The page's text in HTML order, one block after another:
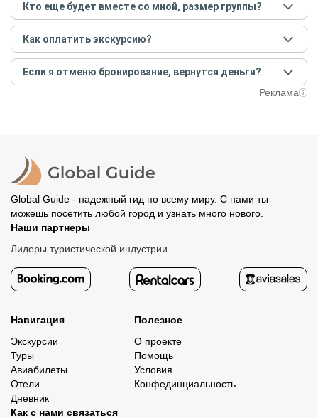
например, если экскурсия на кораблике, а по прогнозу
погоды аномально-сильный ветер. При этом гид
предупредит вас об отмене, а мы вернем предоплату на
карту. Во всех остальных случаях экскурсия состоится.
Кто еще будет вместе со мной, размер группы?
Если экскурсия индивидуальная, гид проведет встречу
только для вас и вашей компании. Если групповая — на
экскурсии будут другие участники, размер зависит от
условий конкретной экскурсии.
Как оплатить экскурсию?
Создайте заказ на удобную дату и время, и внесите
предоплату как можно скорее, чтобы другие
путешественники не заняли ваше место. После этого
организатору напрямую не требуется.
Если я отменю бронирование, вернутся деньги?
При отмене за 48 часов или раньше мы вернем всюРеклама
Global Guide - надежный гид по всему миру. С нами ты
можешь посетить любой город и узнать много нового.
Наши партнеры
Лидеры туристической индустрии
Навигация
Экскурсии
Туры
Авиабилеты
Отели
Дневник
Полезное
О проекте
Помощь
Условия
Конфединциальность
Как с нами связаться